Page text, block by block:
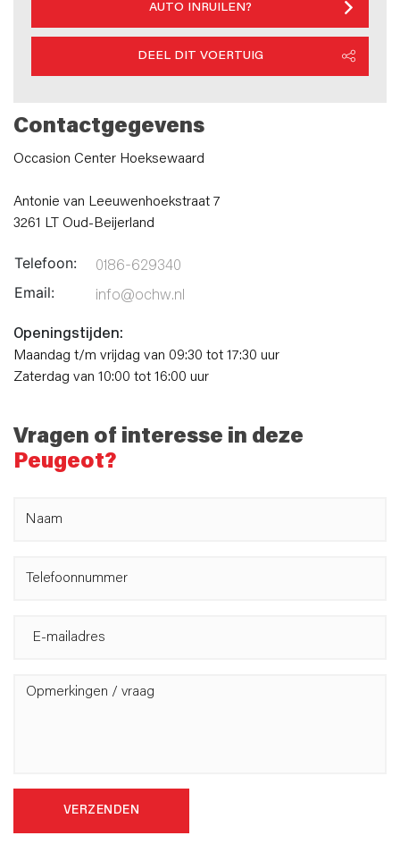
AUTO INRUILEN?
DEEL DIT VOERTUIG
Contactgegevens
Occasion Center Hoeksewaard
Antonie van Leeuwenhoekstraat 7
3261 LT Oud-Beijerland
Telefoon: 0186-629340
Email: info@ochw.nl
Openingstijden:
Maandag t/m vrijdag van 09:30 tot 17:30 uur
Zaterdag van 10:00 tot 16:00 uur
Vragen of interesse in deze
Peugeot?
VERZENDEN